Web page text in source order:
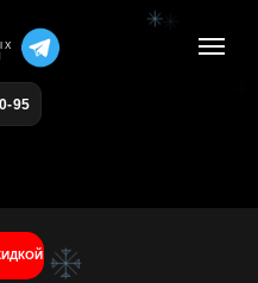
95